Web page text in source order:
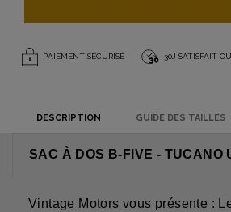
PAIEMENT SÉCURISÉ 30J SATISFAIT
DESCRIPTION GUIDE DES TAILLES
SAC À DOS B-FIVE - TUCANO
Vintage Motors vous présente :